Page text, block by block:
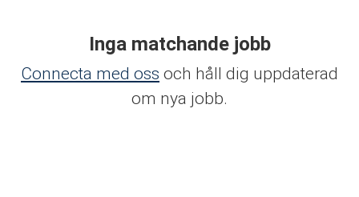
Inga matchande jobb
Connecta med oss och håll dig uppdaterad
om nya jobb.